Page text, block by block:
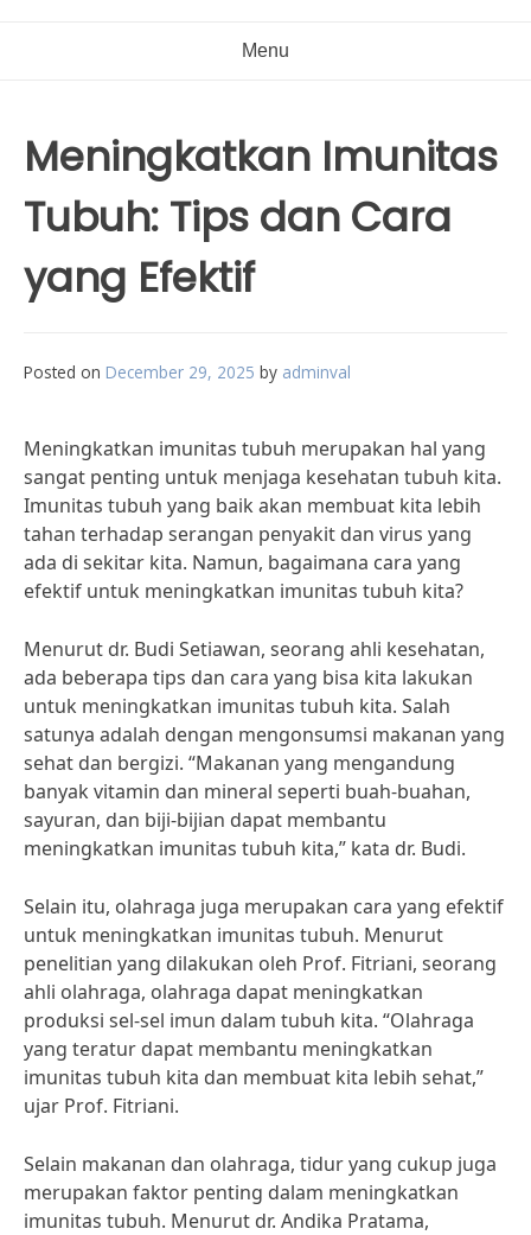
Menu
Meningkatkan Imunitas
Tubuh: Tips dan Cara
yang Efektif
Posted on December 29, 2025 by adminval
Meningkatkan imunitas tubuh merupakan hal yang
sangat penting untuk menjaga kesehatan tubuh kita.
Imunitas tubuh yang baik akan membuat kita lebih
tahan terhadap serangan penyakit dan virus yang
ada di sekitar kita. Namun, bagaimana cara yang
efektif untuk meningkatkan imunitas tubuh kita?
Menurut dr. Budi Setiawan, seorang ahli kesehatan,
ada beberapa tips dan cara yang bisa kita lakukan
untuk meningkatkan imunitas tubuh kita. Salah
satunya adalah dengan mengonsumsi makanan yang
sehat dan bergizi. “Makanan yang mengandung
banyak vitamin dan mineral seperti buah-buahan,
sayuran, dan biji-bijian dapat membantu
meningkatkan imunitas tubuh kita,” kata dr. Budi.
Selain itu, olahraga juga merupakan cara yang efektif
untuk meningkatkan imunitas tubuh. Menurut
penelitian yang dilakukan oleh Prof. Fitriani, seorang
ahli olahraga, olahraga dapat meningkatkan
produksi sel-sel imun dalam tubuh kita. “Olahraga
yang teratur dapat membantu meningkatkan
imunitas tubuh kita dan membuat kita lebih sehat,”
ujar Prof. Fitriani.
Selain makanan dan olahraga, tidur yang cukup juga
merupakan faktor penting dalam meningkatkan
imunitas tubuh. Menurut dr. Andika Pratama,